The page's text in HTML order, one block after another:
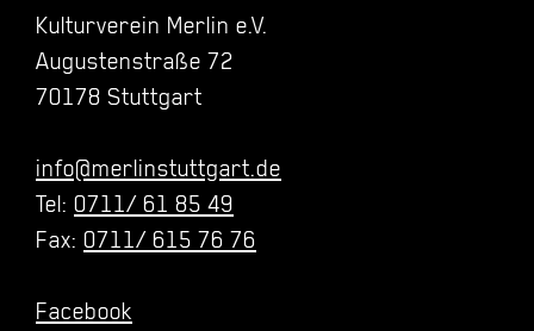
Kulturverein Merlin e.V.
Augustenstraße 72
70178 Stuttgart
info@merlinstuttgart.de
Tel: 0711/ 61 85 49
Fax: 0711/ 615 76 76
Facebook